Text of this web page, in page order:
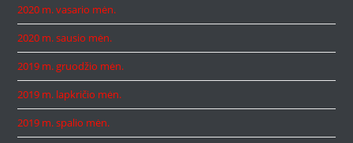
2020 m. vasario mėn.
2020 m. sausio mėn.
2019 m. gruodžio mėn.
2019 m. lapkričio mėn.
2019 m. spalio mėn.